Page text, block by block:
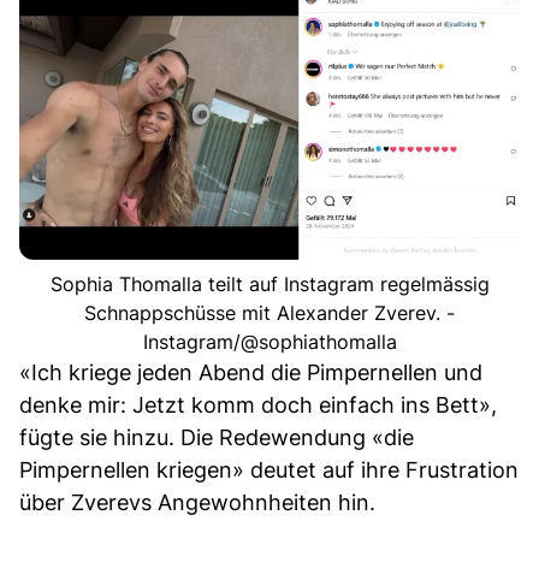
Sophia Thomalla teilt auf Instagram regelmässig
Schnappschüsse mit Alexander Zverev. -
Instagram/@sophiathomalla
«Ich kriege jeden Abend die Pimpernellen und
denke mir: Jetzt komm doch einfach ins Bett»,
fügte sie hinzu. Die Redewendung «die
Pimpernellen kriegen» deutet auf ihre Frustration
über Zverevs Angewohnheiten hin.